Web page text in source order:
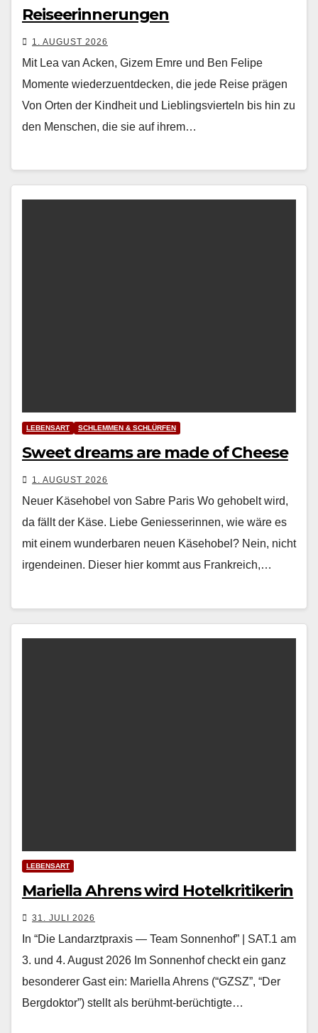
Reiseerinnerungen
1. AUGUST 2026
Mit Lea van Acken, Gizem Emre und Ben Felipe
Momente wiederzuentdecken, die jede Reise prägen
Von Orten der Kind­heit und Lieblingsvierteln bis hin zu
den Men­schen, die sie auf ihrem…
LEBENSART SCHLEMMEN & SCHLÜRFEN
Sweet dreams are made of Cheese
1. AUGUST 2026
Neuer Käsehobel von Sabre Paris Wo geho­belt wird,
da fällt der Käse. Liebe Geniesserin­nen, wie wäre es
mit einem wun­der­baren neuen Käse­ho­bel? Nein, nicht
irgen­deinen. Dieser hier kommt aus Frankre­ich,…
LEBENSART
Mariella Ahrens wird Hotelkritikerin
31. JULI 2026
In “Die Landarztpraxis — Team Sonnenhof” | SAT.1 am
3. und 4. August 2026 Im Son­nen­hof checkt ein ganz
beson­der­er Gast ein: Mariel­la Ahrens (“GZSZ”, “Der
Bergdok­tor”) stellt als berühmt-berüchtigte…